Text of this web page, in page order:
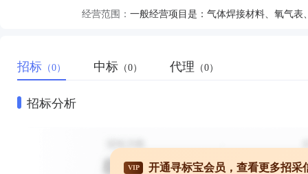
经营范围：
招标 （0） 中标 （0） 代理 （0）
招标分析
VIP 开通寻标宝会员，查看更多招采